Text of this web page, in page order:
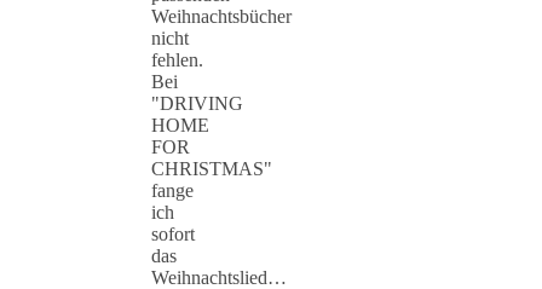
Weihnachtsbücher
nicht
fehlen.
Bei
"DRIVING
HOME
FOR
CHRISTMAS"
fange
ich
sofort
das
Weihnachtslied…